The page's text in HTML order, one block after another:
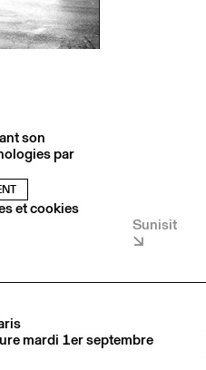
son
par
et cookies
Sunisit
mardi 1er septembre